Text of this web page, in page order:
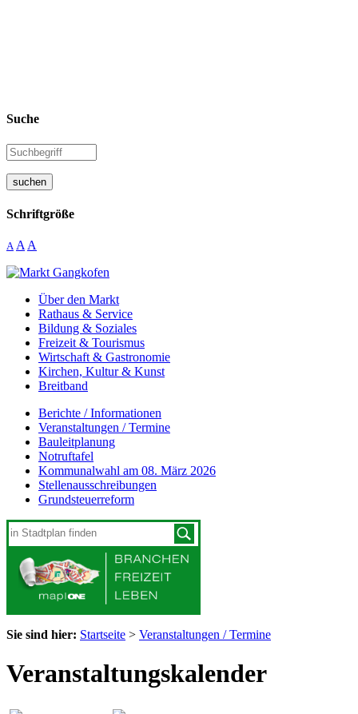
Suche
suchen
Schriftgröße
A A A
Über den Markt
Rathaus & Service
Bildung & Soziales
Freizeit & Tourismus
Wirtschaft & Gastronomie
Kirchen, Kultur & Kunst
Breitband
Berichte / Informationen
Veranstaltungen / Termine
Bauleitplanung
Notruftafel
Kommunalwahl am 08. März 2026
Stellenausschreibungen
Grundsteuerreform
Sie sind hier: Startseite > Veranstaltungen / Termine
Veranstaltungskalender